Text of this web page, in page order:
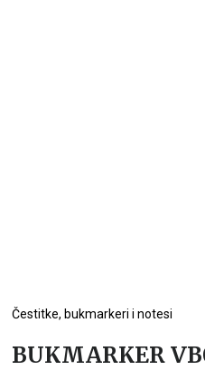
Čestitke, bukmarkeri i notesi
BUKMARKER